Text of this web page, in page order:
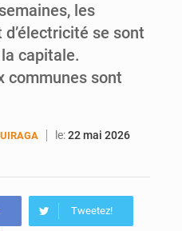
les
d’électricité se sont
capitale.
communes sont
le:22 mai 2026
Tweetez!